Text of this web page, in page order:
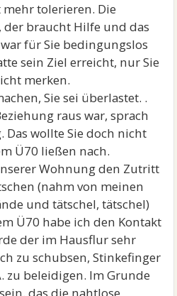
tolerieren. Die
der braucht Hilfe und das
für Sie bedingungslos
sein Ziel erreicht, nur Sie
merken.
Sie sei überlastet. .
raus war, sprach
wollte Sie doch nicht
Ü70 ließen nach.
Wohnung den Zutritt
(nahm von meinen
und tätschel, tätschel)
Ü70 habe ich den Kontakt
der im Hausflur sehr
zu schubsen, Stinkefinger
zu beleidigen. Im Grunde